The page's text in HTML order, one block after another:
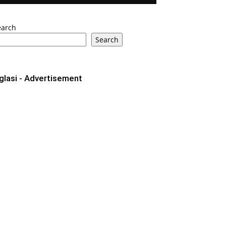
Search
- Advertisement